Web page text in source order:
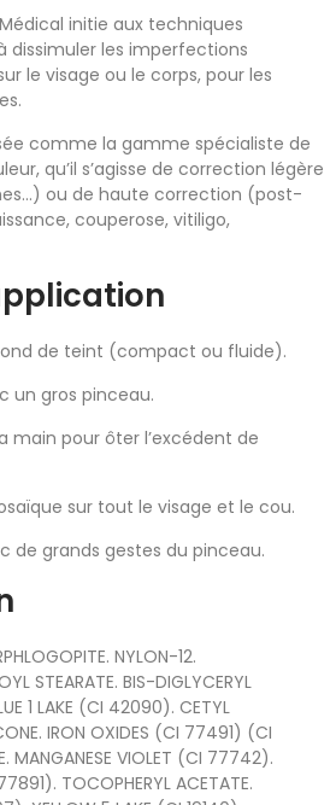
initie aux techniques
dissimuler les imperfections
le visage ou le corps, pour les
comme la gamme spécialiste de
qu’il s’agisse de correction légère
ou de haute correction (post-
couperose, vitiligo,
de teint (compact ou fluide).
un gros pinceau.
main pour ôter l’excédent de
sur tout le visage et le cou.
de grands gestes du pinceau.
NYLON-12.
STEARATE. BIS-DIGLYCERYL
1 LAKE (CI 42090). CETYL
IRON OXIDES (CI 77491) (CI
MANGANESE VIOLET (CI 77742).
TOCOPHERYL ACETATE.